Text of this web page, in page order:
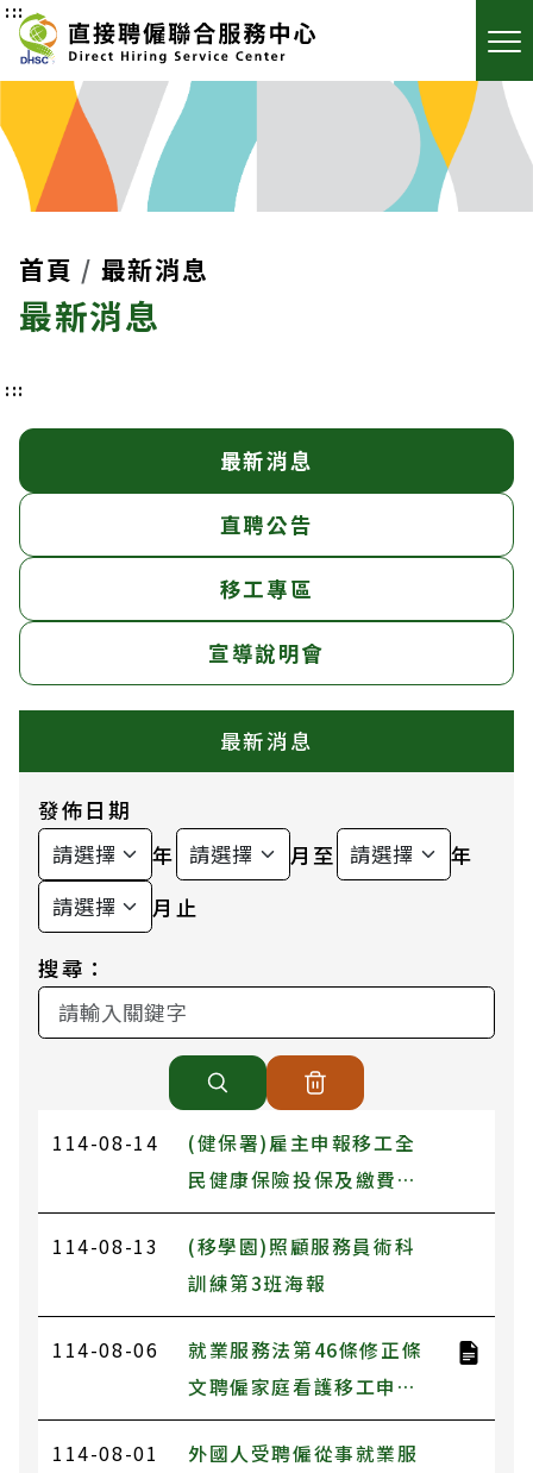
:::
首頁 最新消息
最新消息
:::
最新消息
直聘公告
移工專區
宣導說明會
最新消息
發佈日期
年
月至
年
月止
搜尋：
114-08-14
(健保署)雇主申報移工全
民健康保險投保及繳費相
關事宜
114-08-13
(移學園)照顧服務員術科
訓練第3班海報
114-08-06
就業服務法第46條修正條
文聘僱家庭看護移工申審
新制懶人包
114-08-01
外國人受聘僱從事就業服